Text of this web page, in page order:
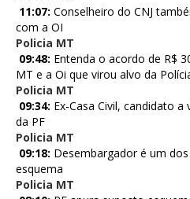
11:07: Conselheiro do CNJ
com a OI
Policia MT
09:48: Entenda o acordo de R$
MT e a Oi que virou alvo da
Policia MT
09:34: Ex-Casa Civil, candidato
da PF
Policia MT
09:18: Desembargador é um
esquema
Policia MT